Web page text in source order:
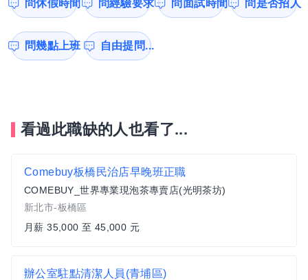
問休假時間 問經驗要求 問面試時間 問是否招人
問幾點上班 自由提問...
看過此職缺的人也看了...
Comebuy板橋民治店早晚班正職
COMEBUY_世界專業現泡茶專賣店(光明茶坊)
新北市-板橋區
月薪 35,000 至 45,000 元
辦公室駐點清潔人員(青埔區)